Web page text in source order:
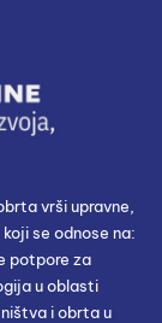
vrši upravne,
se odnose na:
potpore za
u oblasti
i obrta u